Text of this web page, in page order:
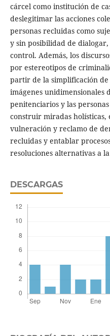
cárcel como institución de
deslegitimar las acciones
personas recluidas como
y sin posibilidad de
control. Además, los
por estereotipos de
partir de la simplificación
imágenes unidimensionales
penitenciarios y las
construir miradas holísticas,
vulneración y reclamo de
recluidas y entablar
resoluciones alternativas a
DESCARGAS